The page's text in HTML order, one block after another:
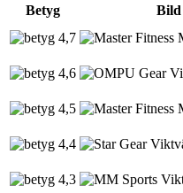
Betyg
Bild
4,7
4,6
4,5
4,4
4,3